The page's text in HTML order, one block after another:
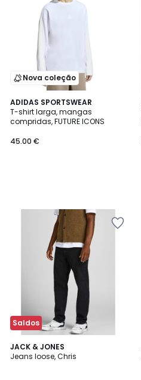
Nova coleção
ADIDAS SPORTSWEAR
T-shirt larga, mangas
compridas, FUTURE ICONS
45.00 €
Saldos
JACK & JONES
Jeans loose, Chris
4,5
/ 5